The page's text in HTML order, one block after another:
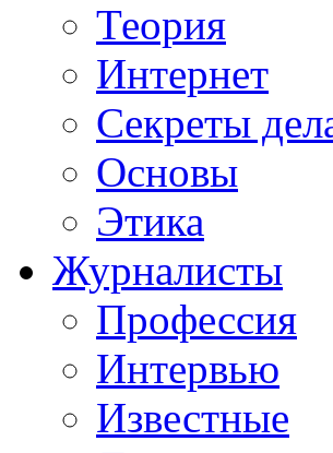
Теория
Интернет
Секреты
Основы
Этика
Журналисты
Профессия
Интервью
Известные